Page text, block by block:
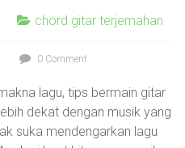
chord gitar terjemahan
0 Comment
lagu, tips bermain gitar
dekat dengan musik yang
suka mendengarkan lagu